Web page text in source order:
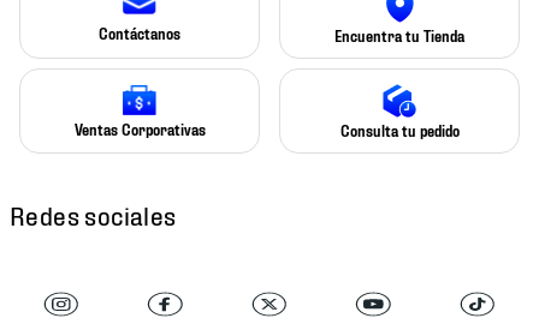
Contáctanos Encuentra tu Tienda
Ventas Corporativas Consulta tu pedido
Redes sociales